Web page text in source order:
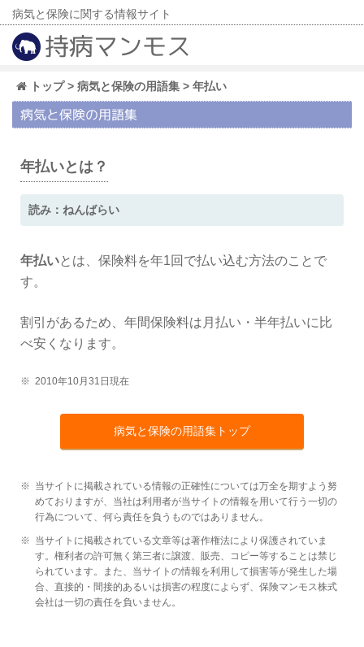
病気と保険に関する情報サイト
持病マンモス
トップ> 病気と保険の用語集 > 年払い
病気と保険の用語集
年払いとは？
読み：ねんばらい
年払いとは、保険料を年1回で払い込む方法のことで
す。
割引があるため、年間保険料は月払い・半年払いに比
べ安くなります。
※ 2010年10月31日現在
病気と保険の用語集トップ
※ 当サイトに掲載されている情報の正確性については万全を期すよう努
めておりますが、当社は利用者が当サイトの情報を用いて行う一切の
行為について、何ら責任を負うものではありません。
※ 当サイトに掲載されている文章等は著作権法により保護されていま
す。権利者の許可無く第三者に譲渡、販売、コピー等することは禁じ
られています。また、当サイトの情報を利用して損害等が発生した場
合、直接的・間接的あるいは損害の程度によらず、保険マンモス株式
会社は一切の責任を負いません。